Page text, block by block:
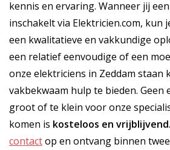
kennis en ervaring. Wanneer jij
inschakelt via Elektricien.com, kun
een kwalitatieve en vakkundige
een relatief eenvoudige of een
onze elektriciens in Zeddam staan
vakbekwaam hulp te bieden. Geen
groot of te klein voor onze
komen is kosteloos en vrijblijvend
contactop en ontvang binnen